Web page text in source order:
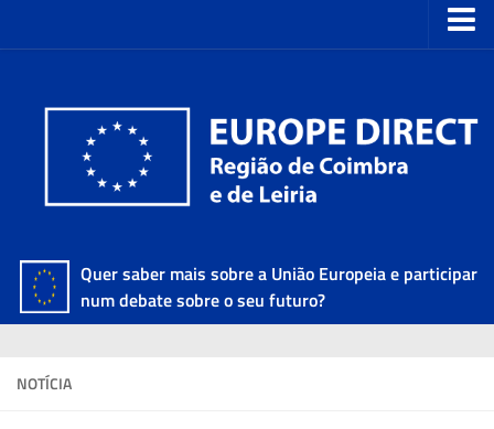
Quer saber mais sobre a União Europeia e participar
num debate sobre o seu futuro?
NOTÍCIA